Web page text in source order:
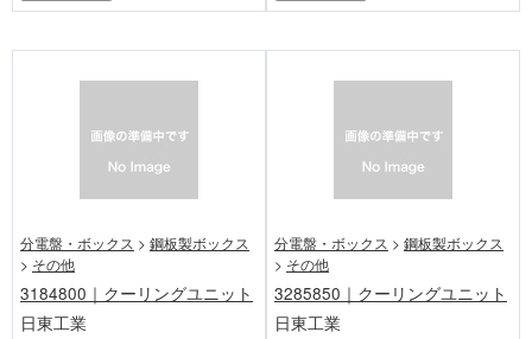
分電盤・ボックス > 鋼板製ボックス
> その他
3184800｜クーリングユニット
日東工業
分電盤・ボックス > 鋼板製ボックス
> その他
3285850｜クーリングユニット
日東工業